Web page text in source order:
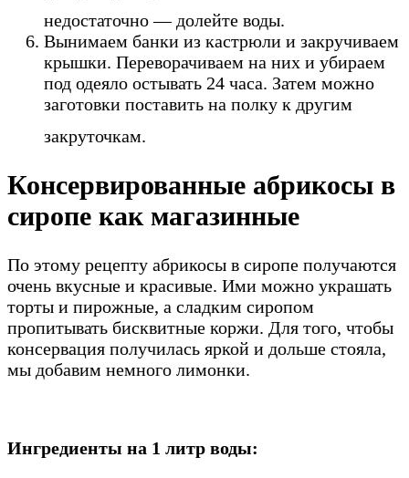
недостаточно — долейте воды.
Вынимаем банки из кастрюли и закручиваем
крышки. Переворачиваем на них и убираем
под одеяло остывать 24 часа. Затем можно
заготовки поставить на полку к другим
закруточкам.
Консервированные абрикосы в
сиропе как магазинные
По этому рецепту абрикосы в сиропе получаются
очень вкусные и красивые. Ими можно украшать
торты и пирожные, а сладким сиропом
пропитывать бисквитные коржи. Для того, чтобы
консервация получилась яркой и дольше стояла,
мы добавим немного лимонки.
Ингредиенты на 1 литр воды: